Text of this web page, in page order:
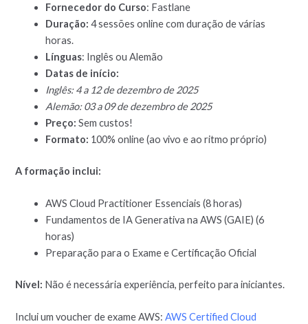
Fornecedor do Curso: Fastlane
Duração: 4 sessões online com duração de várias
horas.
Línguas: Inglês ou Alemão
Datas de início:
Inglês: 4 a 12 de dezembro de 2025
Alemão: 03 a 09 de dezembro de 2025
Preço: Sem custos!
Formato: 100% online (ao vivo e ao ritmo próprio)
A formação inclui:
AWS Cloud Practitioner Essenciais (8 horas)
Fundamentos de IA Generativa na AWS (GAIE) (6
horas)
Preparação para o Exame e Certificação Oficial
Nível: Não é necessária experiência, perfeito para iniciantes.
Inclui um voucher de exame AWS:AWS Certified Cloud